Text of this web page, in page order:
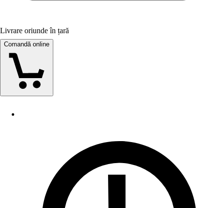
Livrare oriunde în țară
Comandă online